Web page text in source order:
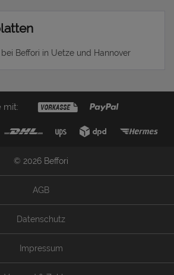
Beffori in Uetze und Hannover
mit:
© 2026 Beffori
AGB
Datenschutz
Impressum